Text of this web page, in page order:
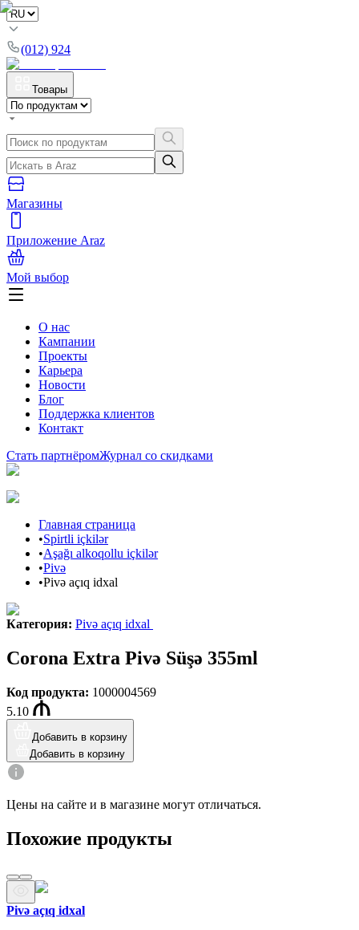
(012) 924
Товары
Магазины
Приложение Araz
Мой выбор
О нас
Кампании
Проекты
Карьера
Новости
Блог
Поддержка клиентов
Контакт
Стать партнёромЖурнал со скидками
Главная страница
•Spirtli içkilər
•Aşağı alkoqollu içkilər
•Pivə
•Pivə açıq idxal
Категория: Pivə açıq idxal
Corona Extra Pivə Süşə 355ml
Код продукта: 1000004569
5.10
Добавить в корзину
Добавить в корзину
Цены на сайте и в магазине могут отличаться.
Похожие продукты
Pivə açıq idxal